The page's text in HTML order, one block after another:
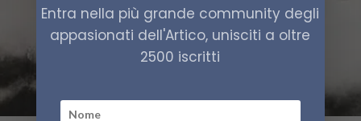
Entra nella più grande community degli
appasionati dell'Artico, unisciti a oltre
2500 iscritti